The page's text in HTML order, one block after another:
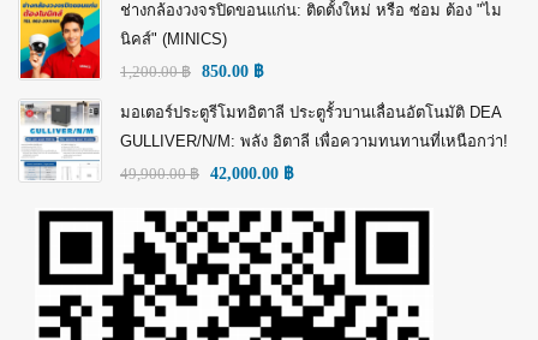
ช่างกล้องวงจรปิดขอนแก่น: ติดตั้งใหม่ หรือ ซ่อม ต้อง "ไม
นิคส์" (MINICS)
1,200.00฿ 850.00 ฿
มอเตอร์ประตูรีโมทอิตาลี ประตูรั้วบานเลื่อนอัตโนมัติ DEA
GULLIVER/N/M: พลัง อิตาลี เพื่อความทนทานที่เหนือกว่า!
49,900.00฿ 42,000.00 ฿